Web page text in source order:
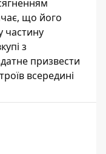
що його
частину
з
призвести
всередині